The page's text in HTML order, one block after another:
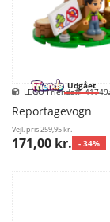
Udgået
LEGO Friends 41749
Reportagevogn
Vejl. pris259,95 kr.
171,00 kr. - 34%